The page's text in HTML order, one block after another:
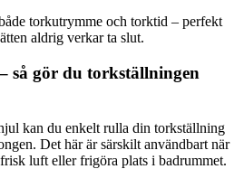
torkutrymme och torktid – perfekt
aldrig verkar ta slut.
så gör du torkställningen
kan du enkelt rulla din torkställning
Det här är särskilt användbart när
luft eller frigöra plats i badrummet.